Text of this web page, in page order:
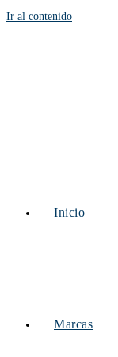
Ir al contenido
Inicio
Marcas